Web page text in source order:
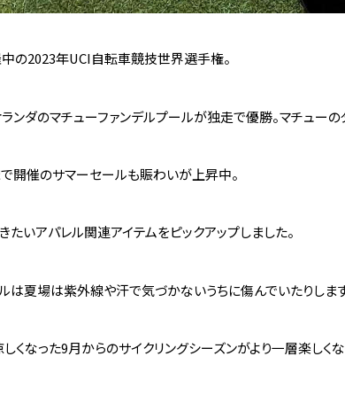
の2023年UCI自転車競技世界選手権。
ンダのマチューファンデルプールが独走で優勝。マチュー
開催のサマーセールも賑わいが上昇中。
たいアパレル関連アイテムをピックアップしました。
は夏場は紫外線や汗で気づかないうちに傷んでいたりします
くなった9月からのサイクリングシーズンがより一層楽しくな